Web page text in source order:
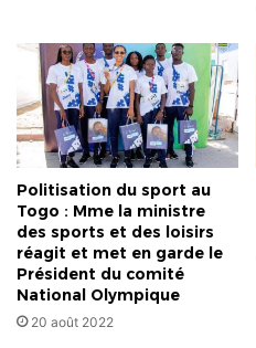
Politisation du sport au
Togo : Mme la ministre
des sports et des loisirs
réagit et met en garde le
Président du comité
National Olympique
20 août 2022